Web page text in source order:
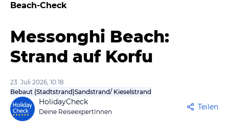
Beach-Check
Messonghi Beach:
Strand auf Korfu
23. Juli 2026, 10:18
Bebaut (Stadtstrand)Sandstrand/ Kieselstrand
HolidayCheck
Deine ReiseexpertInnen
Teilen